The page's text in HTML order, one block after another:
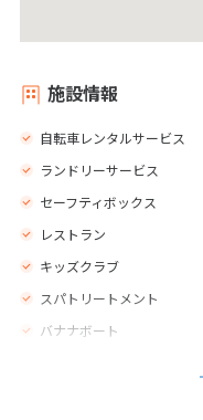
施設情報
自転車レンタルサービス
ランドリーサービス
セーフティボックス
レストラン
キッズクラブ
スパトリートメント
バナナボート